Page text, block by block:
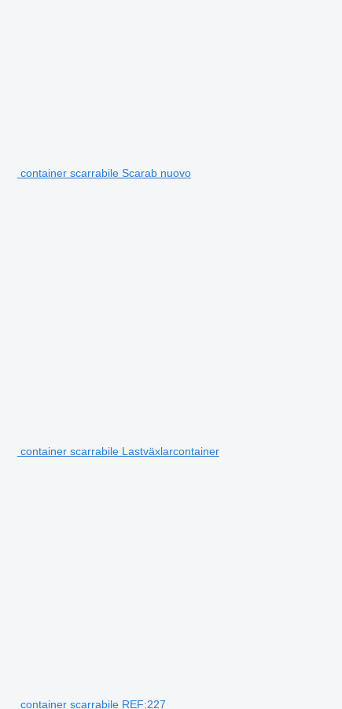
container scarrabile Scarab nuovo
container scarrabile Lastväxlarcontainer
container scarrabile REF:227